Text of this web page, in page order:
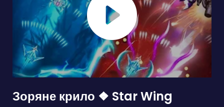
Зоряне крило ❖ Star Wing